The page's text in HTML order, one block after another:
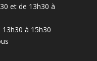
et de 13h30 à
à 15h30